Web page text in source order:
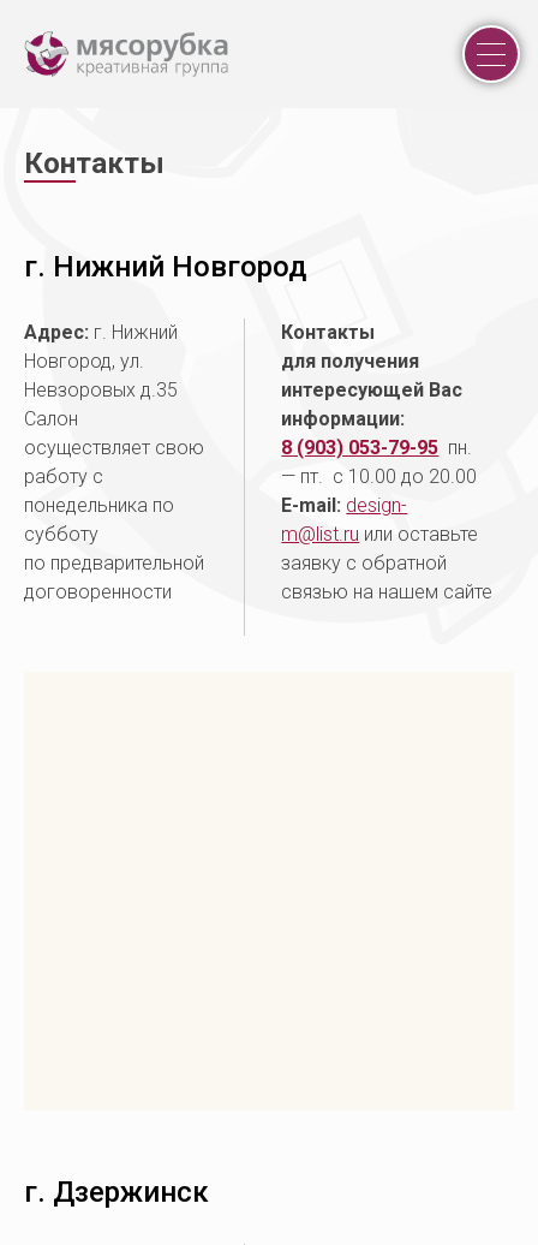
ГРАФИЧЕСКИЙ ДИЗАЙН
ЦЕНЫ
NEWS / VIDEO
PARTNERSHIP
Hh
Нижний Новгород
8 (903) 053-79-95
Дзержинск
8(8313) 26-29-48
Контакты
г. Нижний Новгород
Адрес: г. Нижний
Новгород, ул.
Невзоровых д.35
Салон
осуществляет свою
работу с
понедельника по
субботу
по предварительной
договоренности
Контакты
для получения
интересующей Вас
информации:
8 (903) 053-79-95 пн.
— пт. с 10.00 до 20.00
E-mail: design-
m@list.ru или оставьте
заявку с обратной
связью на нашем сайте
г. Дзержинск